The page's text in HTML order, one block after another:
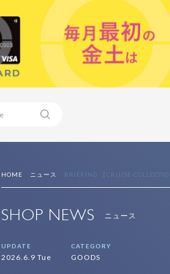
HOME ニュース BRIEFING 【CRUISE
SHOP NEWS ニュース
UPDATE
2026.6.9 Tue
CATEGORY
GOODS